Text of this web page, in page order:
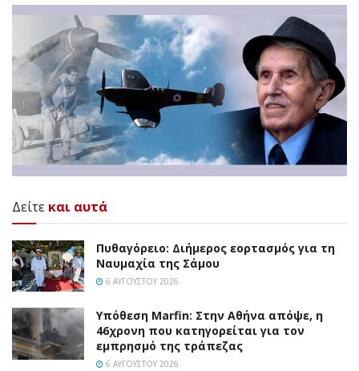
Δείτε και αυτά
Πυθαγόρειο: Διήμερος εορτασμός για τη
Ναυμαχία της Σάμου
6 ΑΥΓΟΎΣΤΟΥ 2026
Υπόθεση Marfin: Στην Αθήνα απόψε, η
46χρονη που κατηγορείται για τον
εμπρησμό της τράπεζας
6 ΑΥΓΟΎΣΤΟΥ 2026